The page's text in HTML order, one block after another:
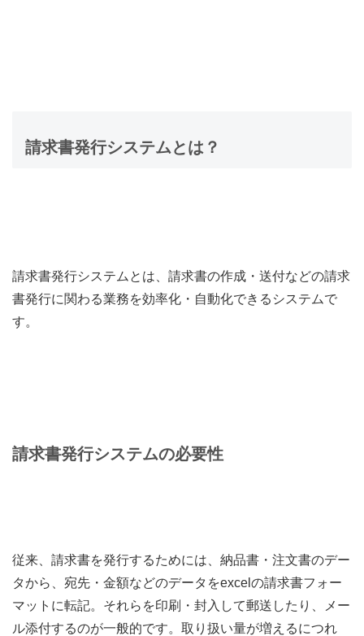
請求書発行システムとは？
請求書発行システムとは、請求書の作成・送付などの請求
書発行に関わる業務を効率化・自動化できるシステムで
す。
請求書発行システムの必要性
従来、請求書を発行するためには、納品書・注文書のデー
タから、宛先・金額などのデータをexcelの請求書フォー
マットに転記。それらを印刷・封入して郵送したり、メー
ル添付するのが一般的です。取り扱い量が増えるにつれ